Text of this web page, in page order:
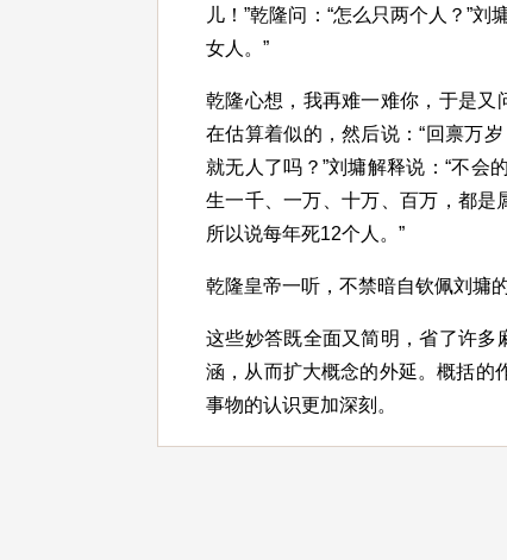
儿！”乾隆问：“怎么只两个人？”
女人。”
乾隆心想，我再难一难你，于是又
在估算着似的，然后说：“回禀万
就无人了吗？”刘墉解释说：“不
生一千、一万、十万、百万，都是
所以说每年死12个人。”
乾隆皇帝一听，不禁暗自钦佩刘墉的
这些妙答既全面又简明，省了许多
涵，从而扩大概念的外延。概括的
事物的认识更加深刻。